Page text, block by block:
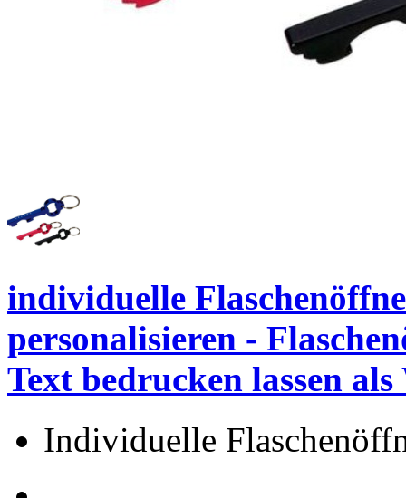
individuelle
personalisieren -
Text bedrucken lassen
Individuelle